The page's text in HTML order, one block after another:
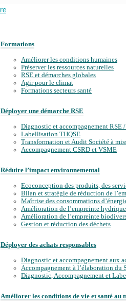
Formations
Améliorer les conditions humaines
Préserver les ressources naturelles
RSE et démarches globales
Agir pour le climat
Formations secteurs santé
Déployer une démarche RSE
Diagnostic et accompagnement RSE
Labellisation THQSE
Transformation et Audit Société à
Accompagnement CSRD et VSME
Réduire l’impact environnemental
Ecoconception des produits, des
Bilan et stratégie de réduction de
Maîtrise des consommations
Amélioration de l’empreinte hydrique
Amélioration de l’empreinte
Gestion et réduction des déchets
Déployer des achats responsables
Diagnostic et accompagnement aux
Accompagnement à l’élaboration du
Diagnostic, Accompagnement et
Améliorer les conditions de vie et santé au